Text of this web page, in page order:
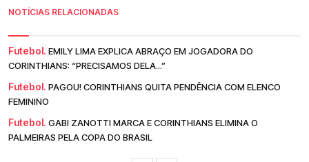
NOTÍCIAS RELACIONADAS
Futebol. EMILY LIMA EXPLICA ABRAÇO EM JOGADORA DO
CORINTHIANS: “PRECISAMOS DELA...”
Futebol. PAGOU! CORINTHIANS QUITA PENDÊNCIA COM ELENCO
FEMININO
Futebol. GABI ZANOTTI MARCA E CORINTHIANS ELIMINA O
PALMEIRAS PELA COPA DO BRASIL